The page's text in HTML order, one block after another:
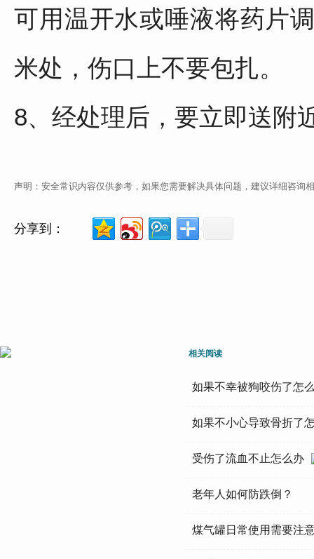
可用温开水或唾液将药片
米处，伤口上不要包扎。
8、经处理后，要立即送附
声明：安全常识内容仅供参考，如果您需要解决具体问题，建议详细咨询
分享到：
相关阅读
如果不幸被狗咬伤了怎
如果不小心导致骨折了
受伤了流血不止怎么办
老年人如何防跌倒？
煤气罐日常使用需要注